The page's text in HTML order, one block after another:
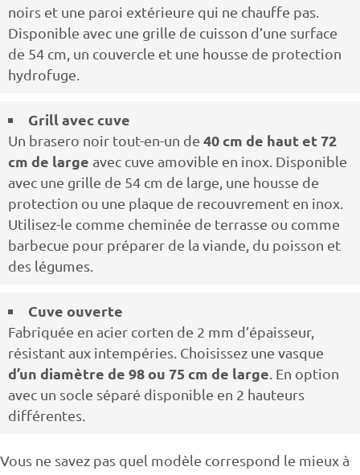
noirs et une paroi extérieure qui ne chauffe pas.
Disponible avec une grille de cuisson d’une surface
de 54 cm, un couvercle et une housse de protection
hydrofuge.
Grill avec cuve
Un brasero noir tout-en-un de 40 cm de haut et 72
cm de large avec cuve amovible en inox. Disponible
avec une grille de 54 cm de large, une housse de
protection ou une plaque de recouvrement en inox.
Utilisez-le comme cheminée de terrasse ou comme
barbecue pour préparer de la viande, du poisson et
des légumes.
Cuve ouverte
Fabriquée en acier corten de 2 mm d’épaisseur,
résistant aux intempéries. Choisissez une vasque
d’un diamètre de 98 ou 75 cm de large . En option
avec un socle séparé disponible en 2 hauteurs
différentes.
Vous ne savez pas quel modèle correspond le mieux à